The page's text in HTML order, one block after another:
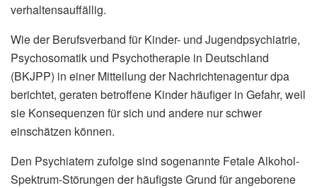
verhaltensauffällig.
Wie der Berufsverband für Kinder- und Jugendpsychiatrie,
Psychosomatik und Psychotherapie in Deutschland
(BKJPP) in einer Mitteilung der Nachrichtenagentur dpa
berichtet, geraten betroffene Kinder häufiger in Gefahr, weil
sie Konsequenzen für sich und andere nur schwer
einschätzen können.
Den Psychiatern zufolge sind sogenannte Fetale Alkohol-
Spektrum-Störungen der häufigste Grund für angeborene